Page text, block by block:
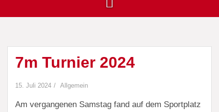
7m Turnier 2024
15. Juli 2024 Allgemein
Am vergangenen Samstag fand auf dem Sportplatz